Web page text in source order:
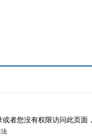
或者您没有权限访问此页面